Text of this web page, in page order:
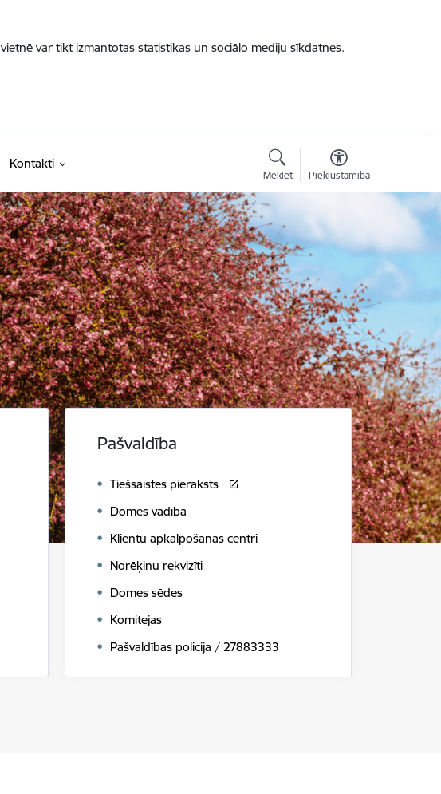
var tikt izmantotas statistikas un sociālo mediju sīkdatnes.
Kontakti
Meklēt Piekļūstamība
Pašvaldība
Tiešsaistes pieraksts
Domes vadība
Klientu apkalpošanas centri
Norēķinu rekvizīti
Domes sēdes
Komitejas
Pašvaldības policija / 27883333